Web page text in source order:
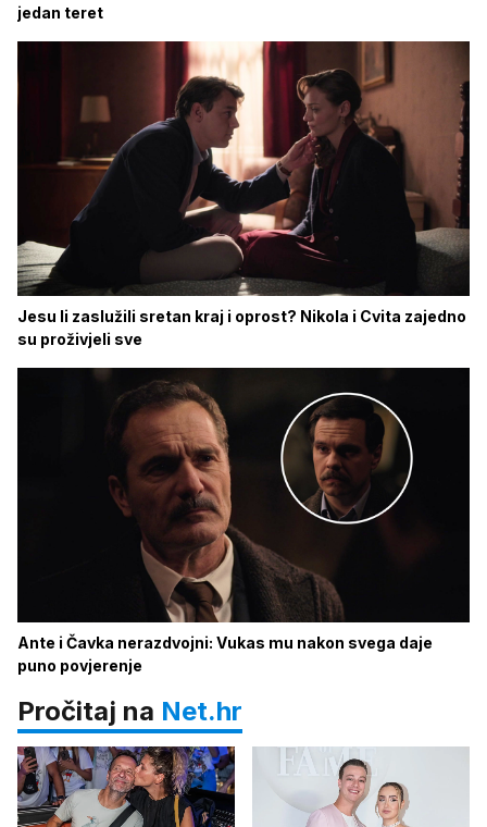
jedan teret
Jesu li zaslužili sretan kraj i oprost? Nikola i Cvita zajedno
su proživjeli sve
Ante i Čavka nerazdvojni: Vukas mu nakon svega daje
puno povjerenje
Pročitaj na Net.hr